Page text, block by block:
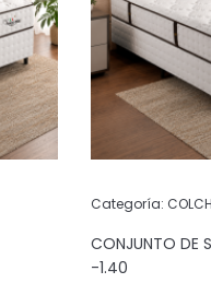
Categoría:
CONJUNTO DE
-1.40